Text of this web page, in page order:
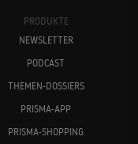
PRODUKTE
NEWSLETTER
PODCAST
THEMEN-DOSSIERS
PRISMA-APP
PRISMA-SHOPPING